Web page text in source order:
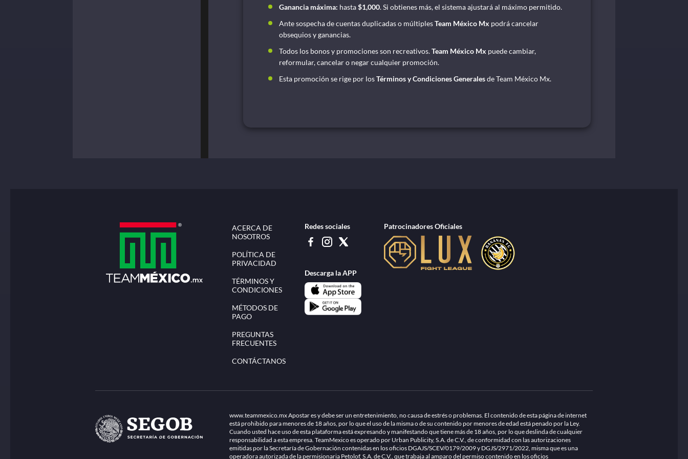
Ganancia máxima: hasta$1,000. Si obtienes más, el sistema ajustará al máximo permitido.
Ante sospecha de cuentas duplicadas o múltiplesTeam México Mx podrá cancelar
obsequios y ganancias.
Todos los bonos y promociones son recreativos.Team México Mx puede cambiar,
reformular, cancelar o negar cualquier promoción.
Esta promoción se rige por losTérminos y Condiciones Generalesde Team México Mx.
ACERCA DE
NOSOTROS
POLÍTICA DE
PRIVACIDAD
TÉRMINOS Y
CONDICIONES
MÉTODOS DE
PAGO
PREGUNTAS
FRECUENTES
CONTÁCTANOS
Redes sociales
Descarga la APP
Patrocinadores Oficiales
www.teammexico.mx Apostar es y debe ser un entretenimiento, no causa de estrés o problemas. El contenido de esta página de internet
está prohibido para menores de 18 años, por lo que el uso de la misma o de su contenido por menores de edad está penado por la Ley.
Cuando usted hace uso de esta plataforma está expresando y manifestando que tiene más de 18 años, por lo que deslinda de cualquier
responsabilidad a esta empresa. TeamMexico es operado por Urban Publicity, S.A. de C.V., de conformidad con las autorizaciones
emitidas por la Secretaría de Gobernación contenidas en los oficios DGAJS/SCEV/0179/2009 y DGJS/2971/2022, misma que es una
operadora autorizada de la permisionaria Petolof, S.A. de C.V., que trabaja al amparo del permiso contenido en los oficios